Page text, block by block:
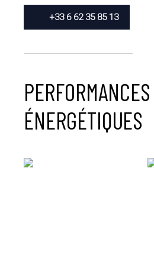
+33 6 62 35 85 13
PERFORMANCES
ÉNERGÉTIQUES